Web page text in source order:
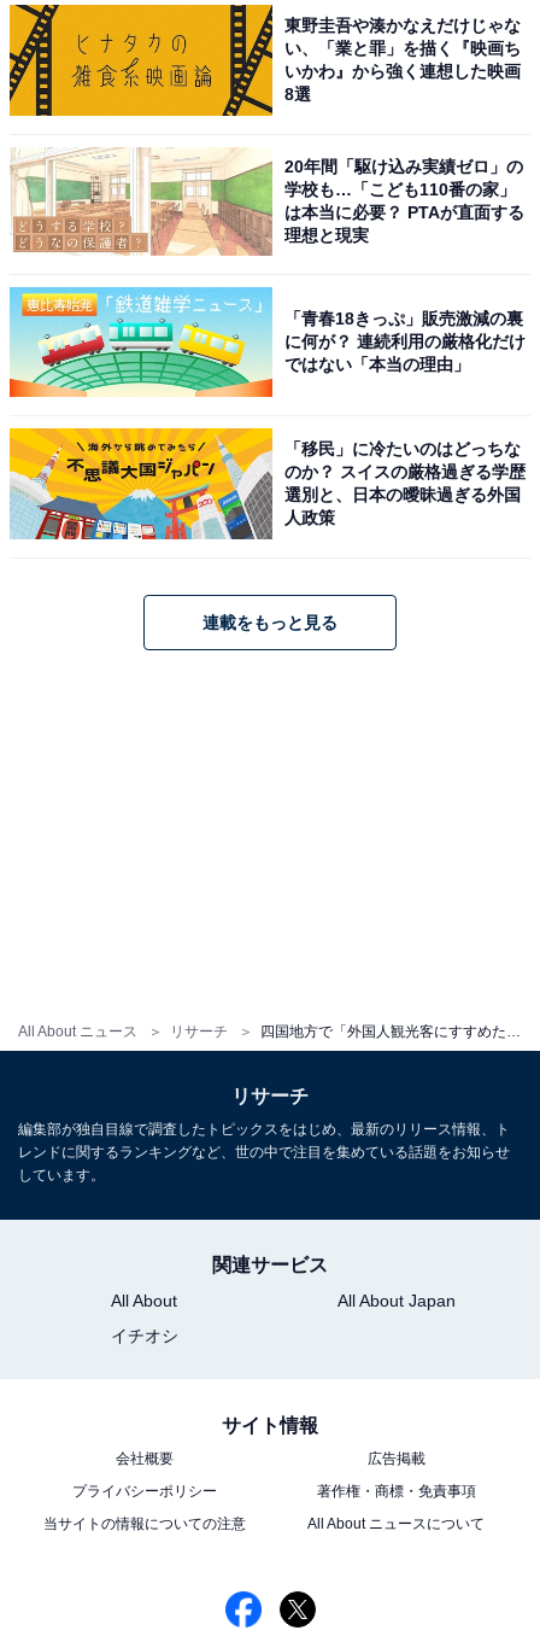
All About ニュース リサーチ
こちらもおすすめ
ランキング！ 2位「いなば温泉郷（浜村温
泉）」、1位は？
東野圭吾や湊かなえだけじゃな
い、「業と罪」を描く『映画ち
いかわ』から強く連想した映画
8選
20年間「駆け込み実績ゼロ」の
学校も…「こども110番の家」
は本当に必要？ PTAが直面する
理想と現実
「青春18きっぷ」販売激減の裏
に何が？ 連続利用の厳格化だけ
ではない「本当の理由」
「移民」に冷たいのはどっちな
のか？ スイスの厳格過ぎる学歴
選別と、日本の曖昧過ぎる外国
人政策
連載をもっと見る
リサーチ
編集部が独自目線で調査したトピックスをはじめ、最新のリリース情報、ト
レンドに関するランキングなど、世の中で注目を集めている話題をお知らせ
しています。
関連サービス
All About
All About Japan
イチオシ
サイト情報
会社概要
広告掲載
プライバシーポリシー
著作権・商標・免責事項
当サイトの情報についての注意
All About ニュースについて